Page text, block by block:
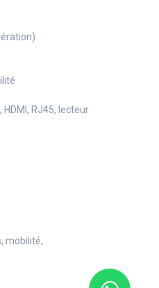
HDMI, RJ45, lecteur
mobilité,